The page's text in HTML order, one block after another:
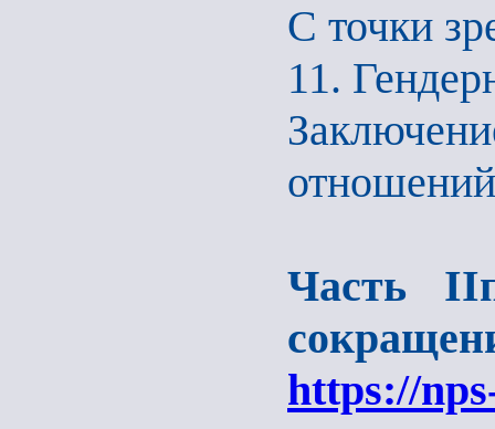
С точки
11.
Часть II
https://